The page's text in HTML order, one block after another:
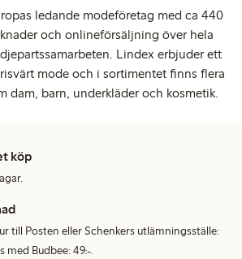
ledande modeföretag med ca 440
och onlineförsäljning över hela
Lindex erbjuder ett
mode och i sortimentet finns flera
dam, barn, underkläder och kosmetik.
köp
till Posten eller Schenkers utlämningsställe:
med Budbee: 49:-.